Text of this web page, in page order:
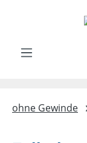
Zum Hauptinhalt
ohne Gewinde